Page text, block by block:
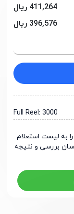
411,264 ریال
396,576 ریال
Full Reel: 3000
به لیست استعلام
بررسی و نتیجه